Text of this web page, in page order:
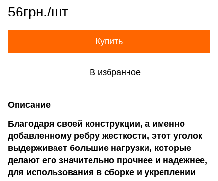
56грн./шт
Купить
В избранное
Описание
Благодаря своей конструкции, а именно
добавленному ребру жесткости, этот уголок
выдерживает большие нагрузки, которые
делают его значительно прочнее и надежнее,
для использования в сборке и укреплении